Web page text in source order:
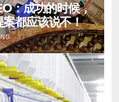
：成功的时候，
都应该说不！